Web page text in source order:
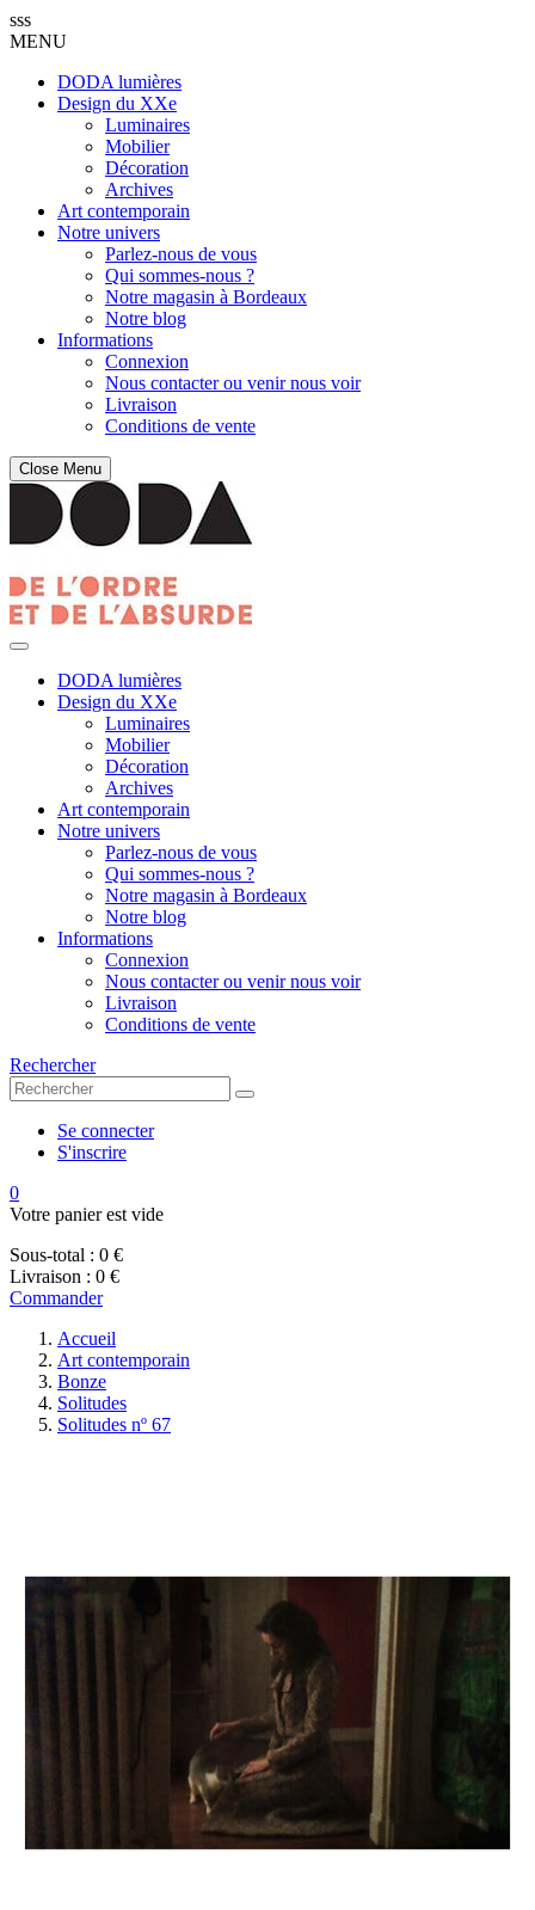
sss
MENU
DODA lumières
Design du XXe
Luminaires
Mobilier
Décoration
Archives
Art contemporain
Notre univers
Parlez-nous de vous
Qui sommes-nous ?
Notre magasin à Bordeaux
Notre blog
Informations
Connexion
Nous contacter ou venir nous voir
Livraison
Conditions de vente
Close Menu
DODA lumières
Design du XXe
Luminaires
Mobilier
Décoration
Archives
Art contemporain
Notre univers
Parlez-nous de vous
Qui sommes-nous ?
Notre magasin à Bordeaux
Notre blog
Informations
Connexion
Nous contacter ou venir nous voir
Livraison
Conditions de vente
Rechercher
Se connecter
S'inscrire
0
Votre panier est vide
Sous-total : 0 €
Livraison : 0 €
Commander
Accueil
Art contemporain
Bonze
Solitudes
Solitudes nº 67